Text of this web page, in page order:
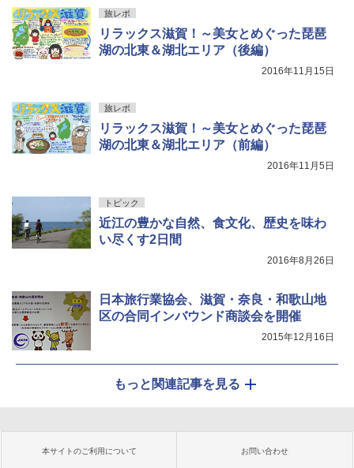
旅レポ
リラックス滋賀！～美女とめぐった琵琶
湖の北東＆湖北エリア（後編）
2016年11月15日
旅レポ
リラックス滋賀！～美女とめぐった琵琶
湖の北東＆湖北エリア（前編）
2016年11月5日
トピック
近江の豊かな自然、食文化、歴史を味わ
い尽くす2日間
2016年8月26日
日本旅行業協会、滋賀・奈良・和歌山地
区の合同インバウンド商談会を開催
2015年12月16日
もっと関連記事を見る
本サイトのご利用について お問い合わせ